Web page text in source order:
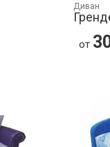
Диван
от